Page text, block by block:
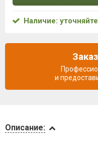
Описание:
Наличие: уточняйте
и